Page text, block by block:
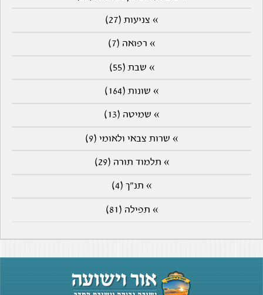
» צניעות (27)
» רפואה (7)
» שבת (55)
» שונות (164)
» שמיטה (13)
» שרות צבאי ולאומי (9)
» תלמוד תורה (29)
» תנ"ך (4)
» תפילה (81)